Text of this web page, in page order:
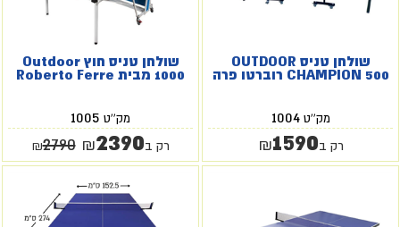
שולחן טניס OUTDOOR
CHAMPION 500 רוברטו פרה
מק''ט1004
רק ב ₪1590
שולחן טניס חוץ Outdoor
1000 מבית Roberto Ferre
מק''ט 1005
רק ב ₪2390
₪2790